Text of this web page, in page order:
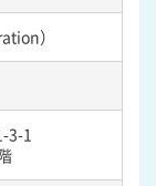
）
3-1